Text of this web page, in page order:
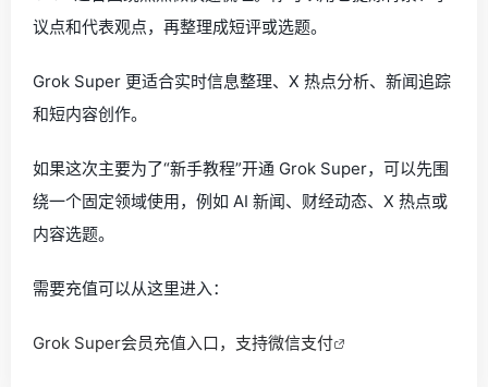
议点和代表观点，再整理成短评或选题。
Grok Super 更适合实时信息整理、X 热点分析、新闻追踪
和短内容创作。
如果这次主要为了“新手教程”开通 Grok Super，可以先围
绕一个固定领域使用，例如 AI 新闻、财经动态、X 热点或
内容选题。
需要充值可以从这里进入：
Grok Super会员充值入口，支持微信支付